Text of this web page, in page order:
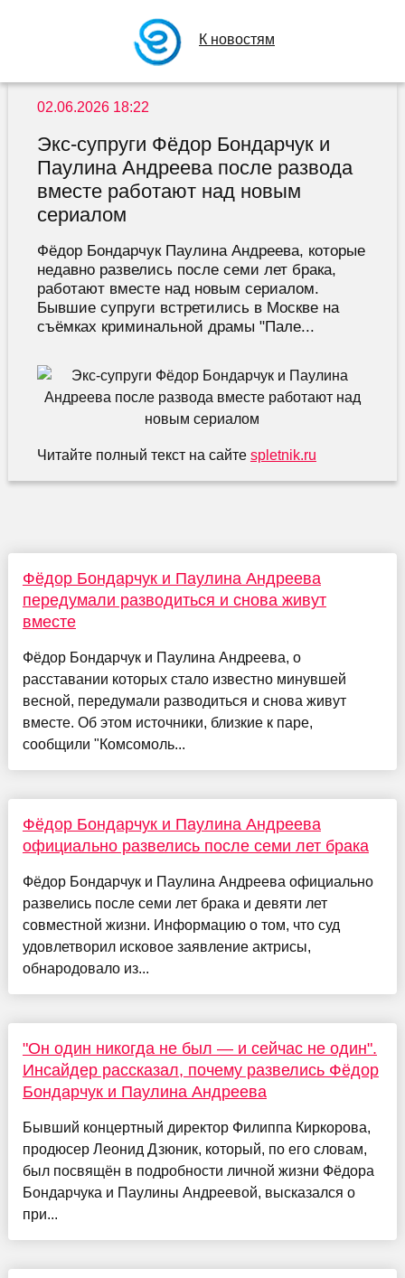
К новостям
02.06.2026 18:22
Экс-супруги Фёдор Бондарчук и
Паулина Андреева после развода
вместе работают над новым
сериалом
Фёдор Бондарчук Паулина Андреева, которые
недавно развелись после семи лет брака,
работают вместе над новым сериалом.
Бывшие супруги встретились в Москве на
съёмках криминальной драмы "Пале...
Читайте полный текст на сайте spletnik.ru
Фёдор Бондарчук и Паулина Андреева
передумали разводиться и снова живут
вместе
Фёдор Бондарчук и Паулина Андреева, о
расставании которых стало известно минувшей
весной, передумали разводиться и снова живут
вместе. Об этом источники, близкие к паре,
сообщили "Комсомоль...
Фёдор Бондарчук и Паулина Андреева
официально развелись после семи лет брака
Фёдор Бондарчук и Паулина Андреева официально
развелись после семи лет брака и девяти лет
совместной жизни. Информацию о том, что суд
удовлетворил исковое заявление актрисы,
обнародовало из...
"Он один никогда не был — и сейчас не один".
Инсайдер рассказал, почему развелись Фёдор
Бондарчук и Паулина Андреева
Бывший концертный директор Филиппа Киркорова,
продюсер Леонид Дзюник, который, по его словам,
был посвящён в подробности личной жизни Фёдора
Бондарчука и Паулины Андреевой, высказался о
при...